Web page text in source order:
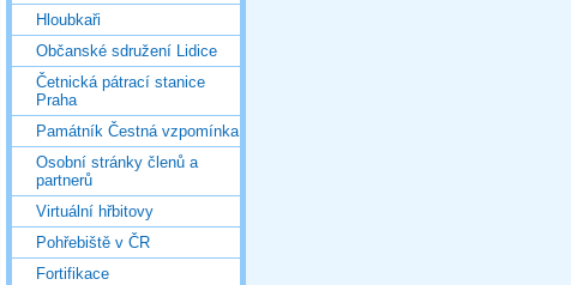
Hloubkaři
Občanské sdružení Lidice
Četnická pátrací stanice
Praha
Památník Čestná vzpomínka
Osobní stránky členů a
partnerů
Virtuální hřbitovy
Pohřebiště v ČR
Fortifikace